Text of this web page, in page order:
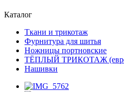
Каталог
Ткани и трикотаж
Фурнитура для шитья
Ножницы портновские
ТЁПЛЫЙ ТРИКОТАЖ
Нашивки